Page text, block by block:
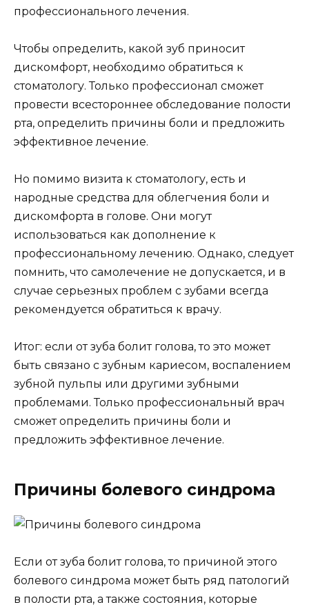
профессионального лечения.
Чтобы определить, какой зуб приносит
дискомфорт, необходимо обратиться к
стоматологу. Только профессионал сможет
провести всестороннее обследование полости
рта, определить причины боли и предложить
эффективное лечение.
Но помимо визита к стоматологу, есть и
народные средства для облегчения боли и
дискомфорта в голове. Они могут
использоваться как дополнение к
профессиональному лечению. Однако, следует
помнить, что самолечение не допускается, и в
случае серьезных проблем с зубами всегда
рекомендуется обратиться к врачу.
Итог: если от зуба болит голова, то это может
быть связано с зубным кариесом, воспалением
зубной пульпы или другими зубными
проблемами. Только профессиональный врач
сможет определить причины боли и
предложить эффективное лечение.
Причины болевого синдрома
Если от зуба болит голова, то причиной этого
болевого синдрома может быть ряд патологий
в полости рта, а также состояния, которые